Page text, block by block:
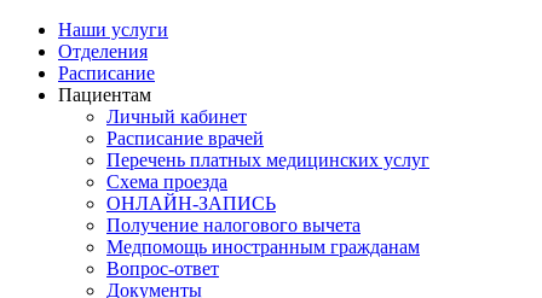
Наши услуги
Отделения
Расписание
Пациентам
Личный кабинет
Расписание врачей
Перечень платных медицинских услуг
Схема проезда
ОНЛАЙН-ЗАПИСЬ
Получение налогового вычета
Медпомощь иностранным гражданам
Вопрос-ответ
Документы